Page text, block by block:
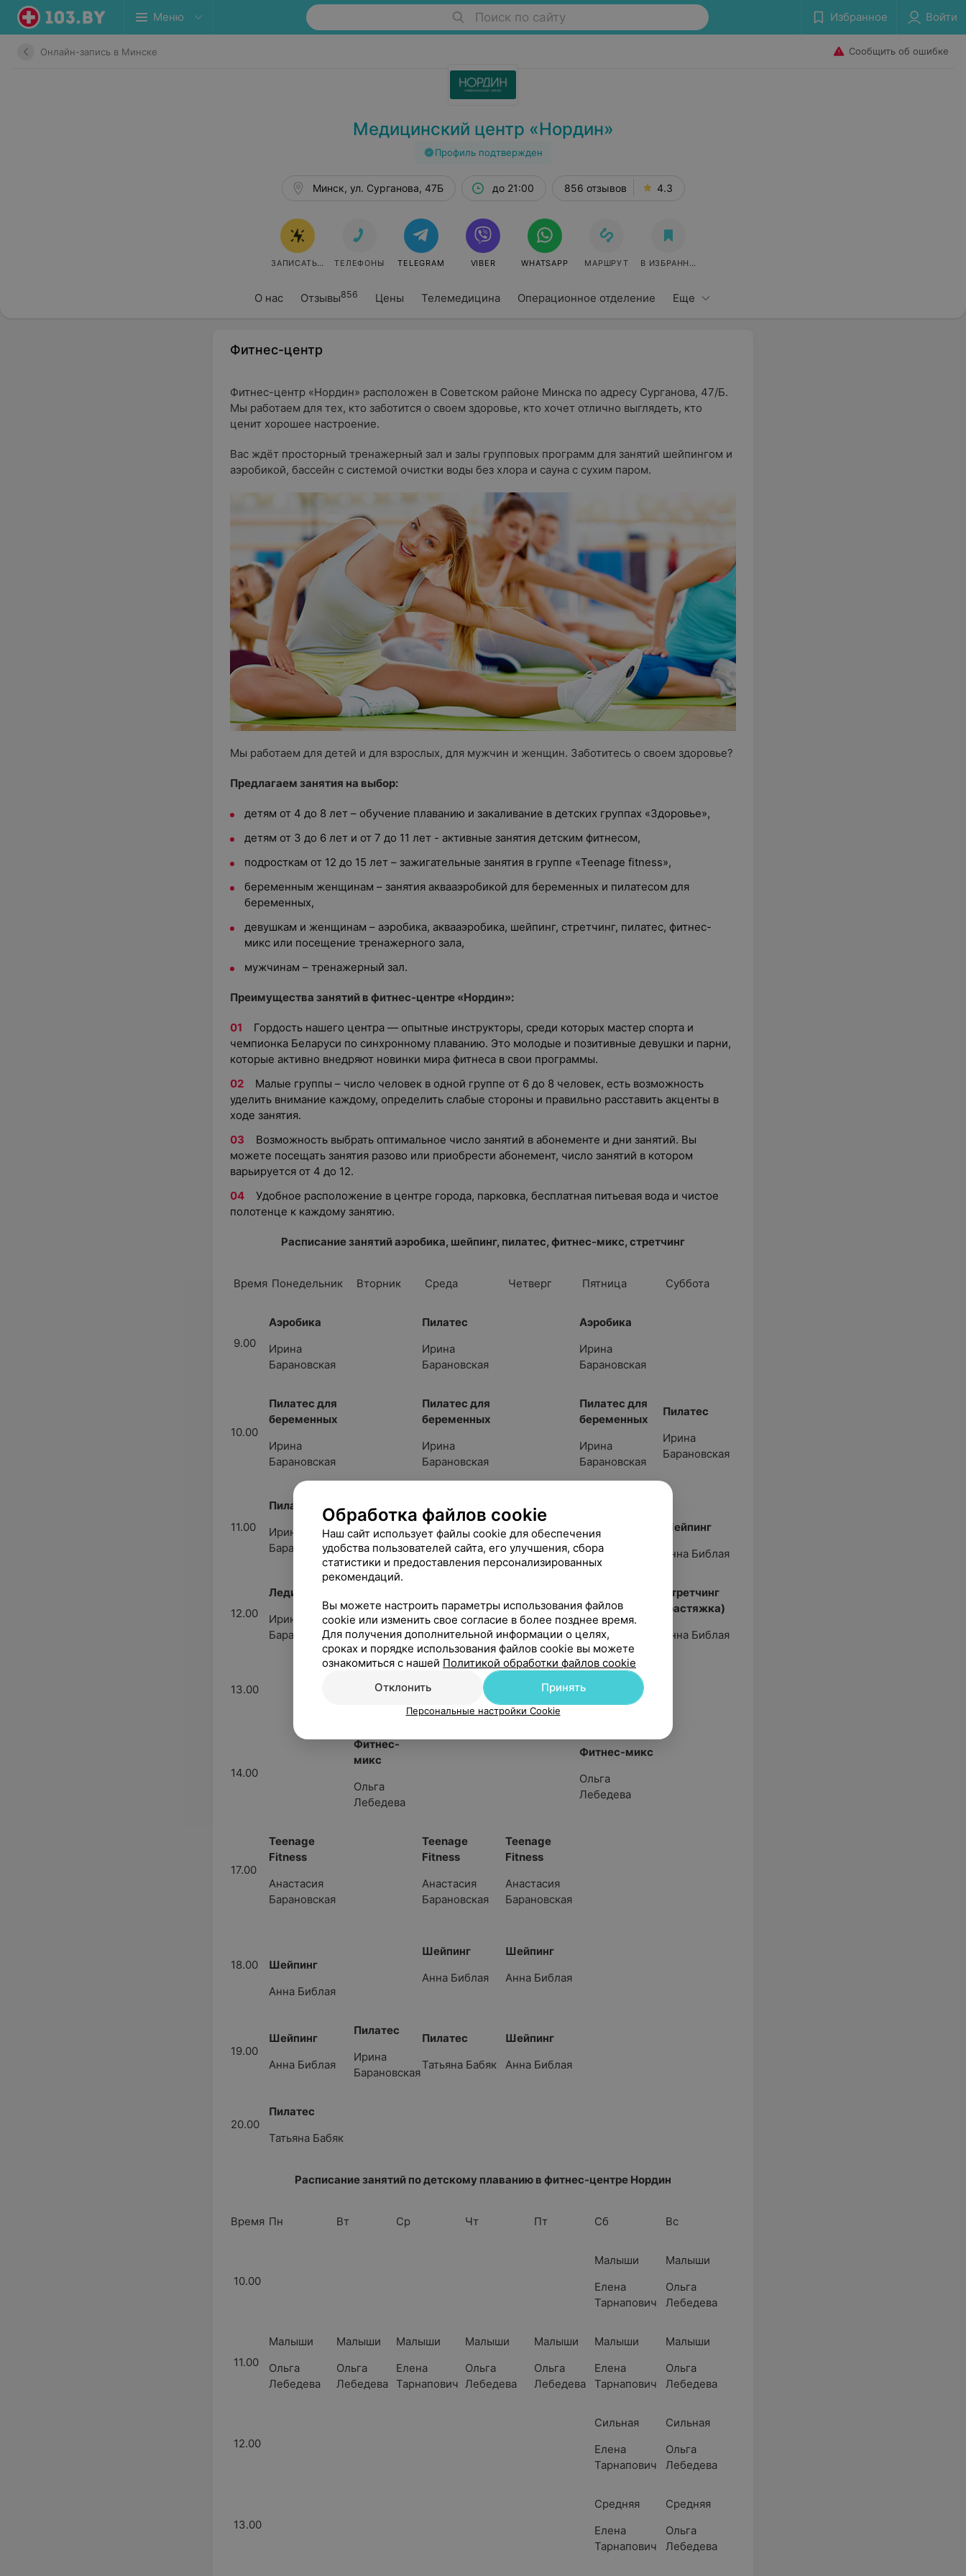
Меню Поиск по сайту Избранное Войти
Онлайн-запись в Минске Сообщить об ошибке
Медицинский центр «Нордин»
Профиль подтвержден
О нас Отзывы856 Цены Телемедицина Операционное отделение Еще
Минск, ул. Сурганова, 47Б до 21:00 856 отзывов 4.3
ЗАПИСАТЬСЯ ОНЛАЙН
ТЕЛЕФОНЫ TELEGRAM VIBER WHATSAPP МАРШРУТ В ИЗБРАННОЕ
Фитнес-центр
Фитнес-центр «Нордин» расположен в Советском районе Минска по адресу Сурганова, 47/Б.
Мы работаем для тех, кто заботится о своем здоровье, кто хочет отлично выглядеть, кто
ценит хорошее настроение.
Вас ждёт просторный тренажерный зал и залы групповых программ для занятий шейпингом и
аэробикой, бассейн с системой очистки воды без хлора и сауна с сухим паром.
Мы работаем для детей и для взрослых, для мужчин и женщин. Заботитесь о своем здоровье?
Предлагаем занятия на выбор:
детям от 4 до 8 лет – обучение плаванию и закаливание в детских группах «Здоровье»,
детям от 3 до 6 лет и от 7 до 11 лет - активные занятия детским фитнесом,
подросткам от 12 до 15 лет – зажигательные занятия в группе «Teenage fitness»,
беременным женщинам – занятия аквааэробикой для беременных и пилатесом для
беременных,
девушкам и женщинам – аэробика, аквааэробика, шейпинг, стретчинг, пилатес, фитнес-
микс или посещение тренажерного зала,
мужчинам – тренажерный зал.
Преимущества занятий в фитнес-центре «Нордин»:
Гордость нашего центра — опытные инструкторы, среди которых мастер спорта и
чемпионка Беларуси по синхронному плаванию. Это молодые и позитивные девушки и парни,
которые активно внедряют новинки мира фитнеса в свои программы.
Малые группы – число человек в одной группе от 6 до 8 человек, есть возможность
уделить внимание каждому, определить слабые стороны и правильно расставить акценты в
ходе занятия.
Возможность выбрать оптимальное число занятий в абонементе и дни занятий. Вы
можете посещать занятия разово или приобрести абонемент, число занятий в котором
варьируется от 4 до 12.
Удобное расположение в центре города, парковка, бесплатная питьевая вода и чистое
полотенце к каждому занятию.
Расписание занятий аэробика, шейпинг, пилатес, фитнес-микс, стретчинг
Время Понедельник Вторник Среда Четверг Пятница Суббота
9.00
Аэробика
Ирина
Барановская
Пилатес
Ирина
Барановская
Аэробика
Ирина
Барановская
10.00
Пилатес для
беременных
Ирина
Барановская
Пилатес для
беременных
Ирина
Барановская
Пилатес для
беременных
Ирина
Барановская
Пилатес
Ирина
Барановская
11.00
Пилатес
Ирина
Барановская
Шейпинг
Анна Библая
Аэробика
Ирина
Барановская
Шейпинг
Анна Библая
Ирина
Барановская
Шейпинг
Анна Библая
12.00
Леди Фитнес
Ирина
Барановская
Ирина
Барановская
Стретчинг
(растяжка)
Анна Библая
13.00
Диана
Шейпинг
Диана Рожаева
14.00
Фитнес-
микс
Ольга
Лебедева
Фитнес-микс
Ольга
Лебедева
17.00
Teenage
Fitness
Анастасия
Барановская
Teenage
Fitness
Анастасия
Барановская
Teenage
Fitness
Анастасия
Барановская
18.00
Шейпинг
Анна Библая
Шейпинг
Анна Библая
Шейпинг
Анна Библая
19.00
Шейпинг
Анна Библая
Пилатес
Ирина
Барановская
Пилатес
Татьяна Бабяк
Шейпинг
Анна Библая
20.00
Пилатес
Татьяна Бабяк
Расписание занятий по детскому плаванию в фитнес-центре Нордин
Время Пн Вт Ср Чт Пт Сб Вс
10.00
Малыши
Елена
Тарнапович
Малыши
Ольга
Лебедева
11.00
Малыши
Ольга
Лебедева
Малыши
Ольга
Лебедева
Малыши
Елена
Тарнапович
Малыши
Ольга
Лебедева
Малыши
Ольга
Лебедева
Малыши
Елена
Тарнапович
Малыши
Ольга
Лебедева
12.00
Сильная
Елена
Тарнапович
Сильная
Ольга
Лебедева
13.00
Средняя
Елена
Тарнапович
Средняя
Ольга
Лебедева
Обработка файлов cookie
Наш сайт использует файлы cookie для обеспечения
удобства пользователей сайта, его улучшения, сбора
статистики и предоставления персонализированных
рекомендаций.
Вы можете настроить параметры использования файлов
cookie или изменить свое согласие в более позднее время.
Для получения дополнительной информации о целях,
сроках и порядке использования файлов cookie вы можете
ознакомиться с нашей Политикой обработки файлов cookie
Отклонить
Принять
Персональные настройки Cookie